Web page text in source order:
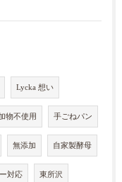
Lycka 想い
物不使用 手ごねパン
無添加 自家製酵母
対応 東所沢